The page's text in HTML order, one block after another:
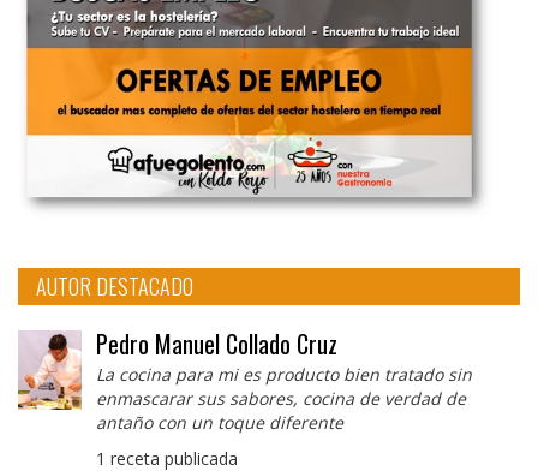
AUTOR DESTACADO
Pedro Manuel Collado Cruz
La cocina para mi es producto bien tratado sin
enmascarar sus sabores, cocina de verdad de
antaño con un toque diferente
1 receta publicada